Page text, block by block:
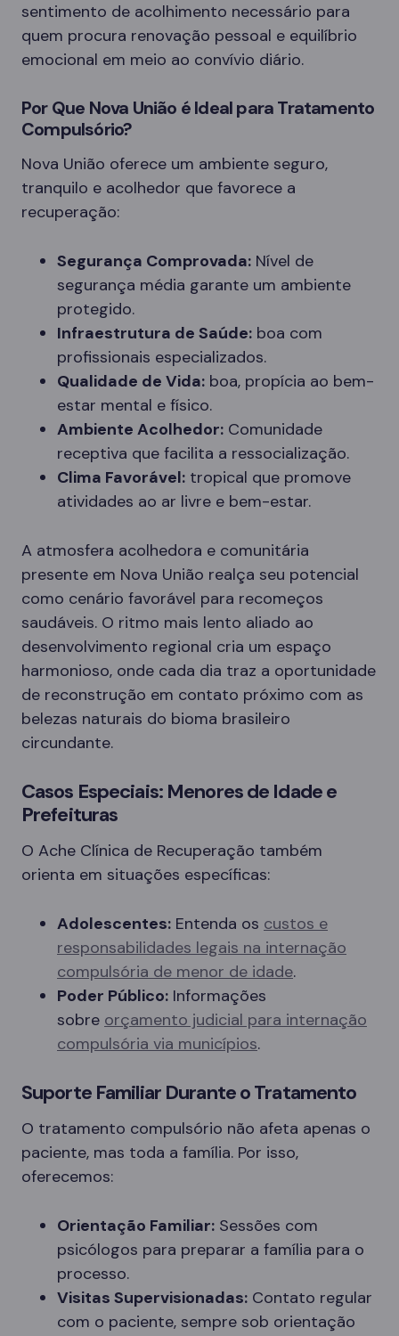
sentimento de acolhimento necessário para
quem procura renovação pessoal e equilíbrio
emocional em meio ao convívio diário.
Por Que Nova União é Ideal para Tratamento
Compulsório?
Nova União oferece um ambiente seguro,
tranquilo e acolhedor que favorece a
recuperação:
Segurança Comprovada: Nível de
segurança média garante um ambiente
protegido.
Infraestrutura de Saúde: boa com
profissionais especializados.
Qualidade de Vida: boa, propícia ao bem-
estar mental e físico.
Ambiente Acolhedor: Comunidade
receptiva que facilita a ressocialização.
Clima Favorável: tropical que promove
atividades ao ar livre e bem-estar.
A atmosfera acolhedora e comunitária
presente em Nova União realça seu potencial
como cenário favorável para recomeços
saudáveis. O ritmo mais lento aliado ao
desenvolvimento regional cria um espaço
harmonioso, onde cada dia traz a oportunidade
de reconstrução em contato próximo com as
belezas naturais do bioma brasileiro
circundante.
Casos Especiais: Menores de Idade e
Prefeituras
O Ache Clínica de Recuperação também
orienta em situações específicas:
Adolescentes: Entenda os custos e
responsabilidades legais na internação
compulsória de menor de idade.
Poder Público: Informações
sobre orçamento judicial para internação
compulsória via municípios.
Suporte Familiar Durante o Tratamento
O tratamento compulsório não afeta apenas o
paciente, mas toda a família. Por isso,
oferecemos:
Orientação Familiar: Sessões com
psicólogos para preparar a família para o
processo.
Visitas Supervisionadas: Contato regular
com o paciente, sempre sob orientação